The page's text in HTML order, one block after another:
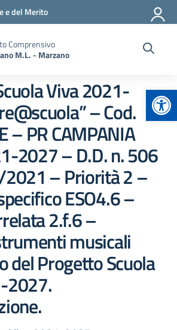
e del Merito
Comprensivo
M.L. - Marzano
Viva 2021-
– Cod.
– PR CAMPANIA
2027 – D.D. n. 506
– Priorità 2 –
ESO4.6 –
2.f.6 –
musicali
del Progetto Scuola
2027.